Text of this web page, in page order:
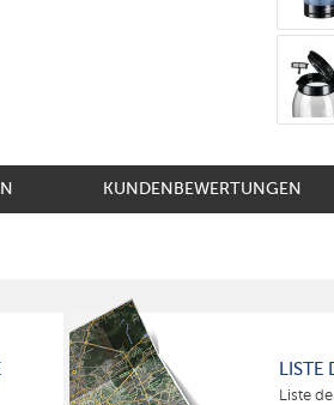
KUNDENBEWERTUNGEN
LISTE
Liste